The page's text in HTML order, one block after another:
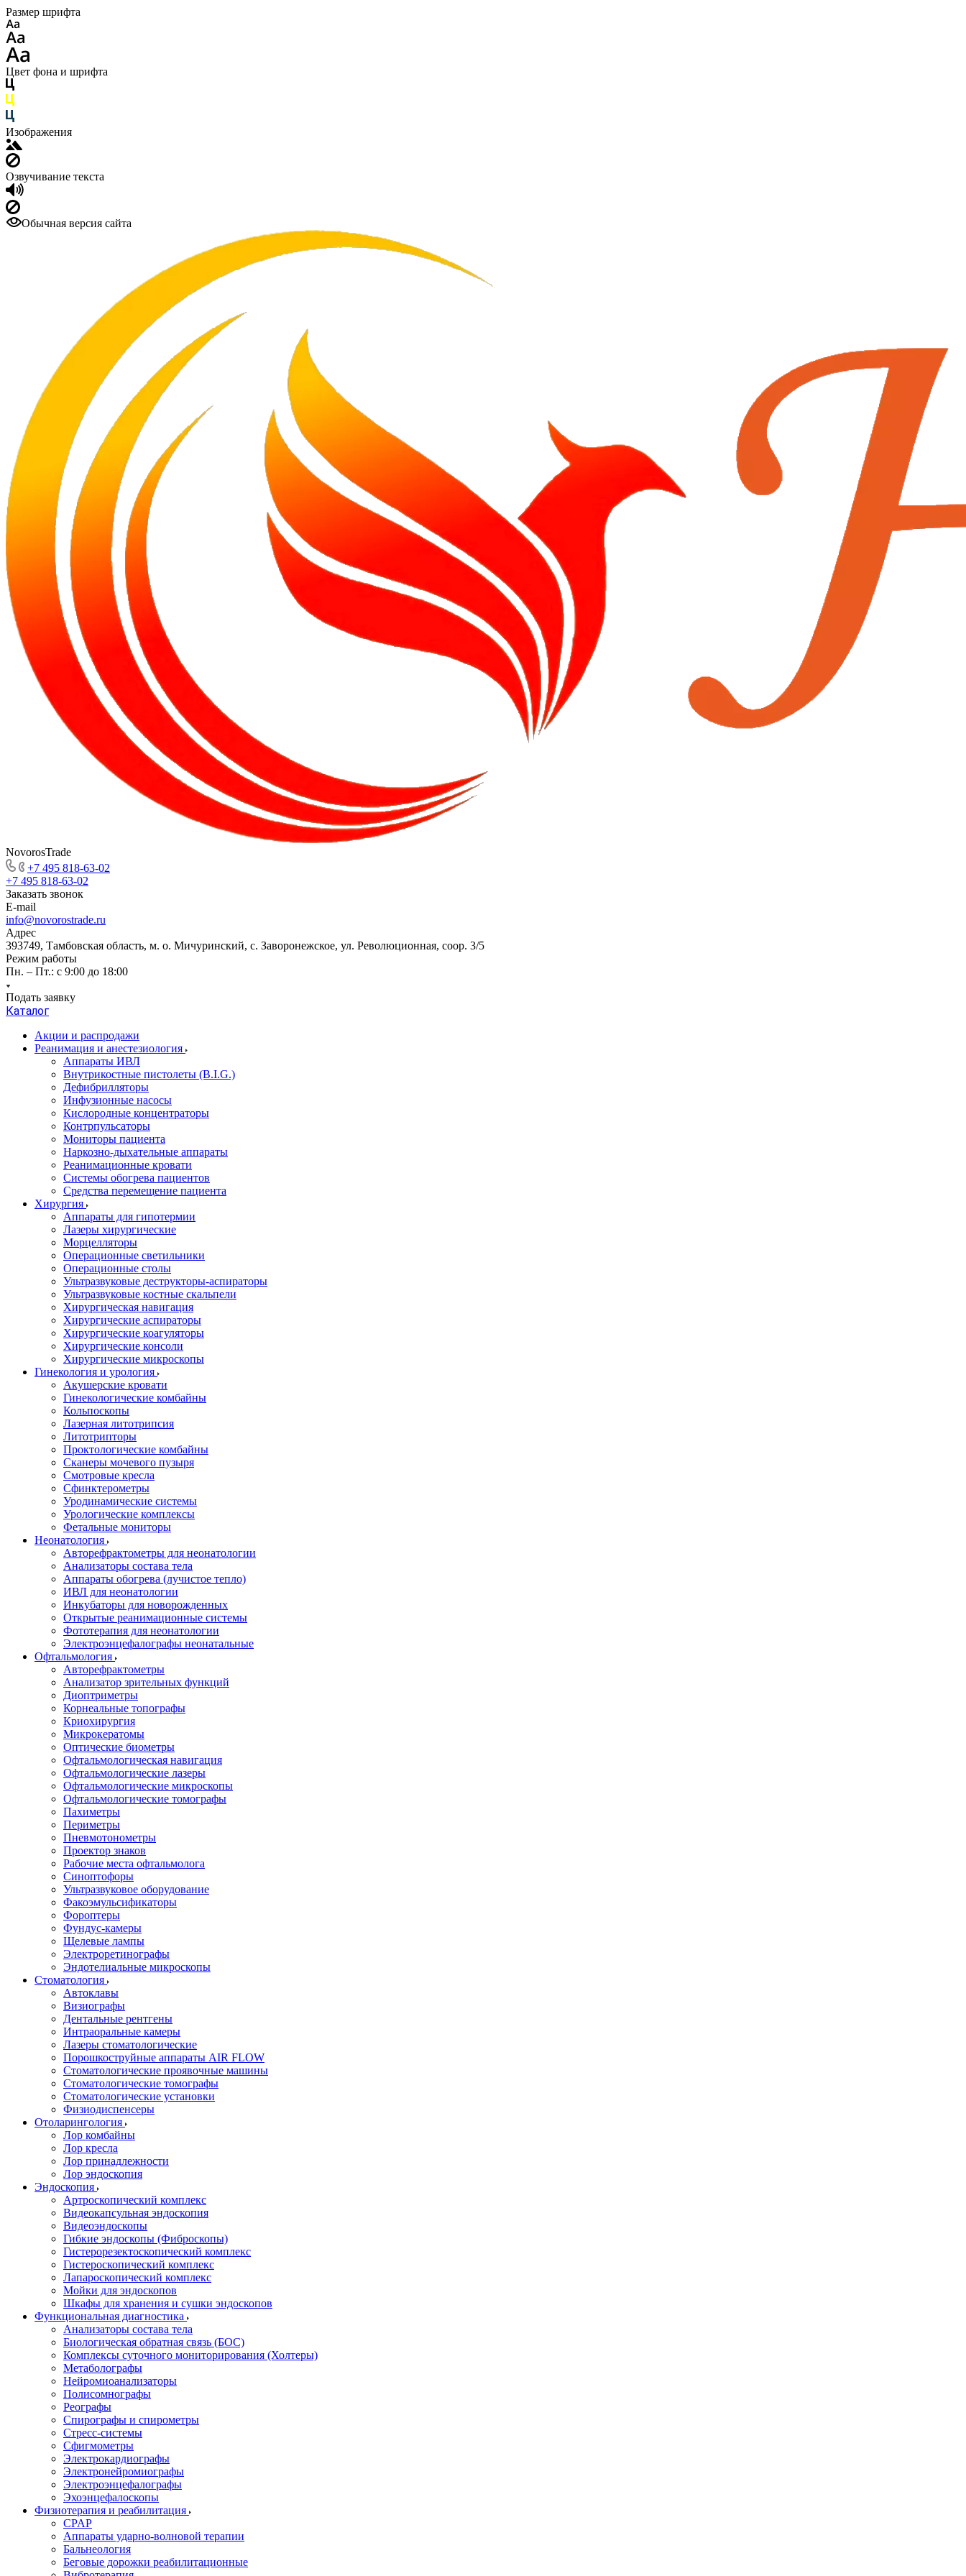
Размер шрифта
Цвет фона и шрифта
Изображения
Озвучивание текста
Обычная версия сайта
NovorosTrade
+7 495 818-63-02
+7 495 818-63-02
Заказать звонок
E-mail
info@novorostrade.ru
Адрес
393749, Тамбовская область, м. о. Мичуринский, с. Заворонежское, ул. Революционная, соор. 3/5
Режим работы
Пн. – Пт.: с 9:00 до 18:00
Подать заявку
Каталог
Акции и распродажи
Реанимация и анестезиология
Аппараты ИВЛ
Внутрикостные пистолеты (B.I.G.)
Дефибрилляторы
Инфузионные насосы
Кислородные концентраторы
Контрпульсаторы
Мониторы пациента
Наркозно-дыхательные аппараты
Реанимационные кровати
Системы обогрева пациентов
Средства перемещение пациента
Хирургия
Аппараты для гипотермии
Лазеры хирургические
Морцелляторы
Операционные светильники
Операционные столы
Ультразвуковые деструкторы-аспираторы
Ультразвуковые костные скальпели
Хирургическая навигация
Хирургические аспираторы
Хирургические коагуляторы
Хирургические консоли
Хирургические микроскопы
Гинекология и урология
Акушерские кровати
Гинекологические комбайны
Кольпоскопы
Лазерная литотрипсия
Литотрипторы
Проктологические комбайны
Сканеры мочевого пузыря
Смотровые кресла
Сфинктерометры
Уродинамические системы
Урологические комплексы
Фетальные мониторы
Неонатология
Авторефрактометры для неонатологии
Анализаторы состава тела
Аппараты обогрева (лучистое тепло)
ИВЛ для неонатологии
Инкубаторы для новорожденных
Открытые реанимационные системы
Фототерапия для неонатологии
Электроэнцефалографы неонатальные
Офтальмология
Авторефрактометры
Анализатор зрительных функций
Диоптриметры
Корнеальные топографы
Криохирургия
Микрокератомы
Оптические биометры
Офтальмологическая навигация
Офтальмологические лазеры
Офтальмологические микроскопы
Офтальмологические томографы
Пахиметры
Периметры
Пневмотонометры
Проектор знаков
Рабочие места офтальмолога
Синоптофоры
Ультразвуковое оборудование
Факоэмульсификаторы
Фороптеры
Фундус-камеры
Щелевые лампы
Электроретинографы
Эндотелиальные микроскопы
Стоматология
Автоклавы
Визиографы
Дентальные рентгены
Интраоральные камеры
Лазеры стоматологические
Порошкоструйные аппараты AIR FLOW
Стоматологические проявочные машины
Стоматологические томографы
Стоматологические установки
Физиодиспенсеры
Отоларингология
Лор комбайны
Лор кресла
Лор принадлежности
Лор эндоскопия
Эндоскопия
Артроскопический комплекс
Видеокапсульная эндоскопия
Видеоэндоскопы
Гибкие эндоскопы (Фиброcкопы)
Гистерорезектоскопический комплекс
Гистероскопический комплекс
Лапароскопический комплекс
Мойки для эндоскопов
Шкафы для хранения и сушки эндоскопов
Функциональная диагностика
Анализаторы состава тела
Биологическая обратная связь (БОС)
Комплексы суточного мониторирования (Холтеры)
Метаболографы
Нейромиоанализаторы
Полисомнографы
Реографы
Спирографы и спирометры
Стресс-системы
Сфигмометры
Электрокардиографы
Электронейромиографы
Электроэнцефалографы
Эхоэнцефалоскопы
Физиотерапия и реабилитация
CPAP
Аппараты ударно-волновой терапии
Бальнеология
Беговые дорожки реабилитационные